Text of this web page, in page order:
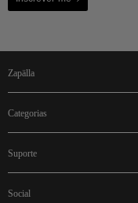
zapälla
categorias
suporte
social